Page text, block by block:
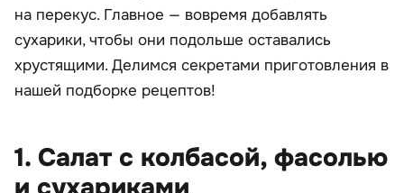
на перекус. Главное — вовремя добавлять
сухарики, чтобы они подольше оставались
хрустящими. Делимся секретами приготовления в
нашей подборке рецептов!
1. Салат с колбасой, фасолью